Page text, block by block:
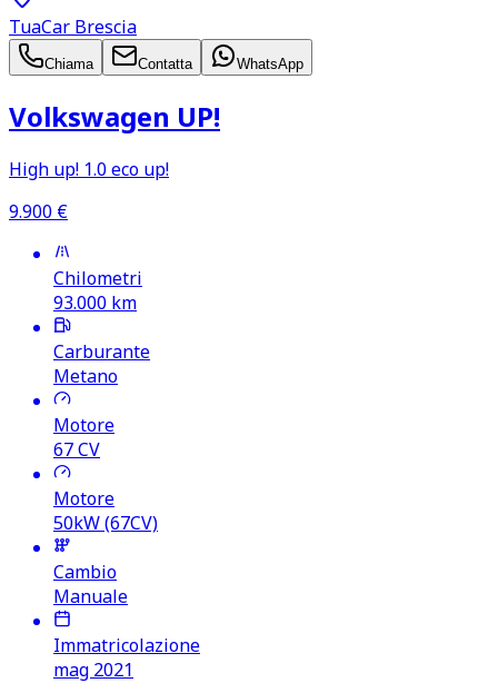
TuaCar Brescia
Chiama Contatta WhatsApp
Volkswagen UP!
High up! 1.0 eco up!
9.900 €
Chilometri
93.000 km
Carburante
Metano
Motore
67CV
Motore
50kW (67CV)
Cambio
Manuale
Immatricolazione
mag 2021